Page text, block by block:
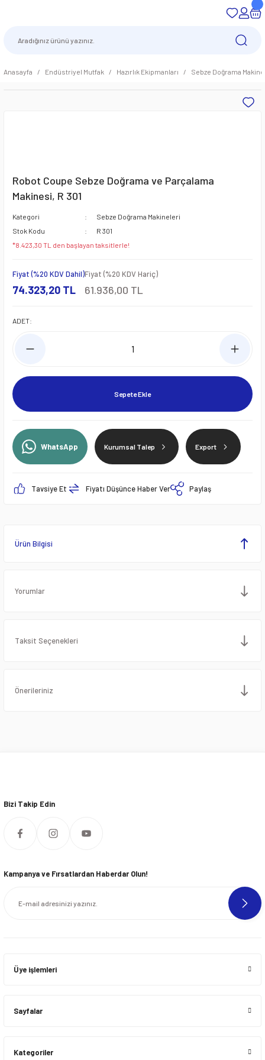
Anasayfa Endüstriyel Mutfak Hazırlık Ekipmanları Sebze Doğrama
Robot Coupe Sebze Doğrama ve Parçalama
Makinesi, R 301
Kategori
Sebze Doğrama Makineleri
Stok Kodu
R 301
*8.423,30 TL den başlayan taksitlerle!
Fiyat (%20 KDV Dahil)
74.323,20 TL
Fiyat (%20 KDV Hariç)
61.936,00 TL
ADET:
Sepete Ekle
WhatsApp Kurumsal Talep Export
Tavsiye Et Fiyatı Düşünce Haber Ver Paylaş
Ürün Bilgisi
Yorumlar
Taksit Seçenekleri
Önerileriniz
Bizi Takip Edin
Kampanya ve Fırsatlardan Haberdar Olun!
Üye işlemleri
Sayfalar
Kategoriler